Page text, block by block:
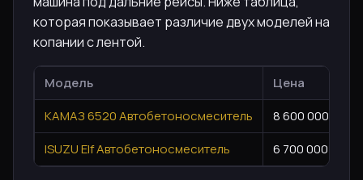
которая показывает различие двух моделей на
копании с лентой.
Модель Цена
КАМАЗ 6520 Автобетоносмеситель
8 600 000 ₽
ISUZU Elf Автобетоносмеситель
6 700 000 ₽